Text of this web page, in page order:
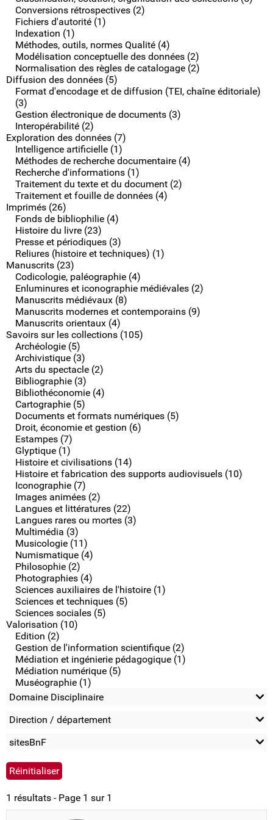
Conversions rétrospectives (2)
Fichiers d'autorité (1)
Indexation (1)
Méthodes, outils, normes Qualité (4)
Modélisation conceptuelle des données (2)
Normalisation des règles de catalogage (2)
Diffusion des données (5)
Format d'encodage et de diffusion (TEI, chaîne éditoriale)
(3)
Gestion électronique de documents (3)
Interopérabilité (2)
Exploration des données (7)
Intelligence artificielle (1)
Méthodes de recherche documentaire (4)
Recherche d'informations (1)
Traitement du texte et du document (2)
Traitement et fouille de données (4)
Imprimés (26)
Fonds de bibliophilie (4)
Histoire du livre (23)
Presse et périodiques (3)
Reliures (histoire et techniques) (1)
Manuscrits (23)
Codicologie, paléographie (4)
Enluminures et iconographie médiévales (2)
Manuscrits médiévaux (8)
Manuscrits modernes et contemporains (9)
Manuscrits orientaux (4)
Savoirs sur les collections (105)
Archéologie (5)
Archivistique (3)
Arts du spectacle (2)
Bibliographie (3)
Bibliothéconomie (4)
Cartographie (5)
Documents et formats numériques (5)
Droit, économie et gestion (6)
Estampes (7)
Glyptique (1)
Histoire et civilisations (14)
Histoire et fabrication des supports audiovisuels (10)
Iconographie (7)
Images animées (2)
Langues et littératures (22)
Langues rares ou mortes (3)
Multimédia (3)
Musicologie (11)
Numismatique (4)
Philosophie (2)
Photographies (4)
Sciences auxiliaires de l'histoire (1)
Sciences et techniques (5)
Sciences sociales (5)
Valorisation (10)
Edition (2)
Gestion de l'information scientifique (2)
Médiation et ingénierie pédagogique (1)
Médiation numérique (5)
Muséographie (1)
Domaine Disciplinaire
Direction / département
sitesBnF
1 résultats - Page 1 sur 1